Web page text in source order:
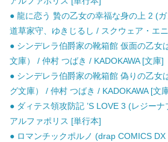
● 龍に恋う 贄の乙女の幸福な身の上 2 (
道草家守、ゆきじるし / スクウェア・エ
● シンデレラ伯爵家の靴箱館 仮面の乙女
文庫） / 仲村 つばき / KADOKAWA [文庫]
● シンデレラ伯爵家の靴箱館 偽りの乙女
グ文庫） / 仲村 つばき / KADOKAWA [文
● ダィテス領攻防記 ’S LOVE 3 (レジー
アルファポリス [単行本]
● ロマンチックポルノ (drap COMICS